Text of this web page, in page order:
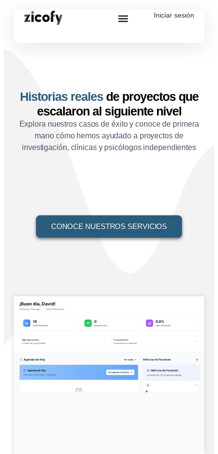
Iniciar sesión
Historias realesde proyectos que
escalaron al siguiente nivel
Explora nuestros casos de éxito y conoce de primera
mano cómo hemos ayudado a proyectos de
investigación, clínicas y psicólogos independientes
CONOCE NUESTROS SERVICIOS